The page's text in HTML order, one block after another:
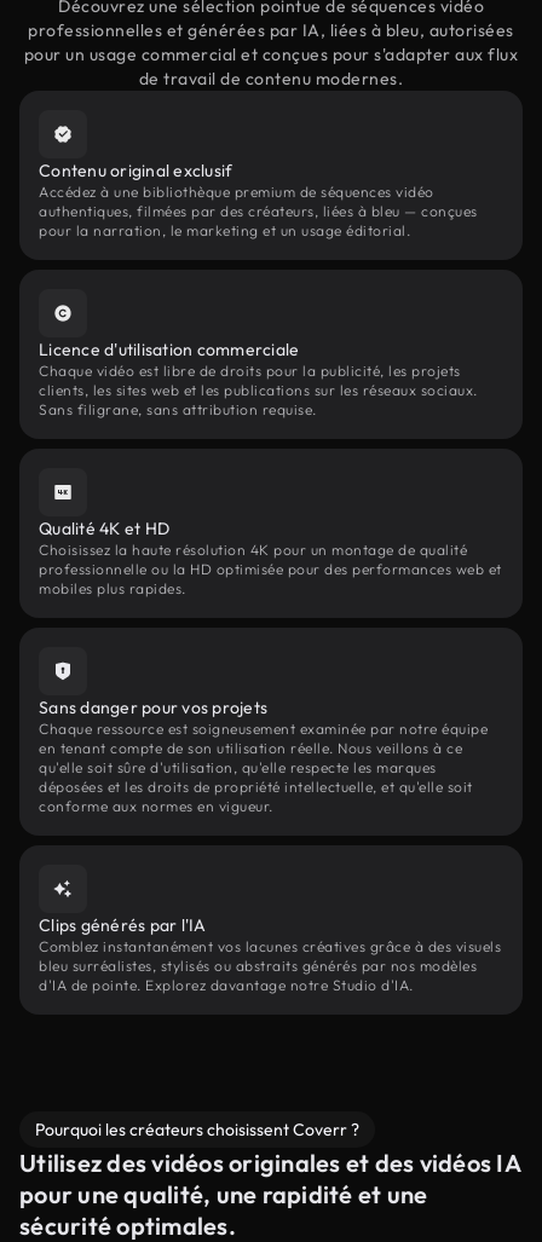
Découvrez une sélection pointue de séquences vidéo
professionnelles et générées par IA, liées à bleu, autorisées
pour un usage commercial et conçues pour s'adapter aux flux
de travail de contenu modernes.
Contenu original exclusif
Accédez à une bibliothèque premium de séquences vidéo
authentiques, filmées par des créateurs, liées à bleu — conçues
pour la narration, le marketing et un usage éditorial.
Licence d'utilisation commerciale
Chaque vidéo est libre de droits pour la publicité, les projets
clients, les sites web et les publications sur les réseaux sociaux.
Sans filigrane, sans attribution requise.
Qualité 4K et HD
Choisissez la haute résolution 4K pour un montage de qualité
professionnelle ou la HD optimisée pour des performances web et
mobiles plus rapides.
Sans danger pour vos projets
Chaque ressource est soigneusement examinée par notre équipe
en tenant compte de son utilisation réelle. Nous veillons à ce
qu'elle soit sûre d'utilisation, qu'elle respecte les marques
déposées et les droits de propriété intellectuelle, et qu'elle soit
conforme aux normes en vigueur.
Clips générés par l'IA
Comblez instantanément vos lacunes créatives grâce à des visuels
bleu surréalistes, stylisés ou abstraits générés par nos modèles
d'IA de pointe. Explorez davantage notre Studio d'IA.
Pourquoi les créateurs choisissent Coverr ?
Utilisez des vidéos originales et des vidéos IA
pour une qualité, une rapidité et une
sécurité optimales.